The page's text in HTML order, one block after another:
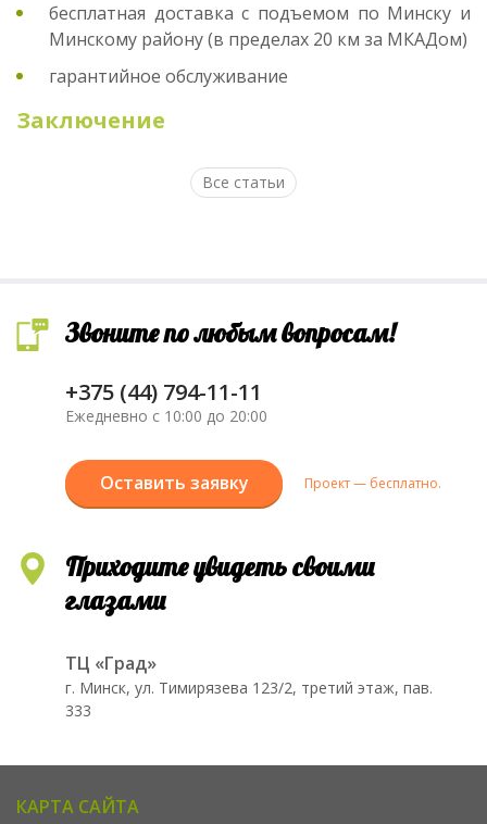
бесплатная доставка с подъемом по Минску и
Минскому району (в пределах 20 км за МКАДом)
гарантийное обслуживание
Заключение
Все статьи
Звоните по любым вопросам!
+375 (44) 794-11-11
Ежедневно с 10:00 до 20:00
Оставить заявку Проект — бесплатно.
Приходите увидеть своими
глазами
ТЦ «Град»
г. Минск, ул. Тимирязева 123/2, третий этаж, пав.
333
КАРТА САЙТА